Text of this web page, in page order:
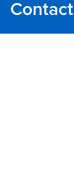
Contact